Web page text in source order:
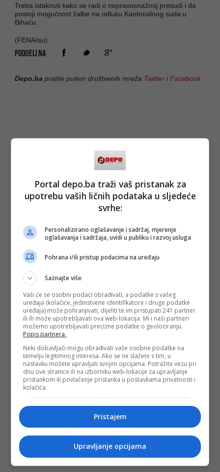
Treba istaknuti kako se radi o nepravosnažnoj presudi i da
postoji mogućnost žalbe na odluku Kantonalnog suda u
Bihaću.
(FENA/au)
PODIJELI NA
Depo.ba pratite putem društvenih mreža Twitter iFacebook
Portal depo.ba traži vaš pristanak za
upotrebu vaših ličnih podataka u sljedeće
svrhe:
Personalizirano oglašavanje i sadržaj, mjerenje
oglašavanja i sadržaja, uvidi u publiku i razvoj usluga
Pohrana i/ili pristup podacima na uređaju
Saznajte više
Vaši će se osobni podaci obrađivati, a podatke s vašeg
uređaja (kolačiće, jedinstvene identifikatore i druge podatke
uređaja) može pohranjivati, dijeliti te im pristupati 241 partner
ili ih može upotrebljavati ova web-lokacija. Mi i naši partneri
možemo upotrebljavati precizne podatke o geolociranju.
Popis partnera.
Neki dobavljači mogu obrađivati vaše osobne podatke na
temelju legitimnog interesa. Ako se ne slažete s tim, u
nastavku možete upravljati svojim opcijama. Potražite vezu pri
dnu ove stranice ili na izborniku web-lokacije za upravljanje
pristankom ili povlačenje pristanka u postavkama privatnosti i
kolačića.
Pristajem
Upravljanje opcijama